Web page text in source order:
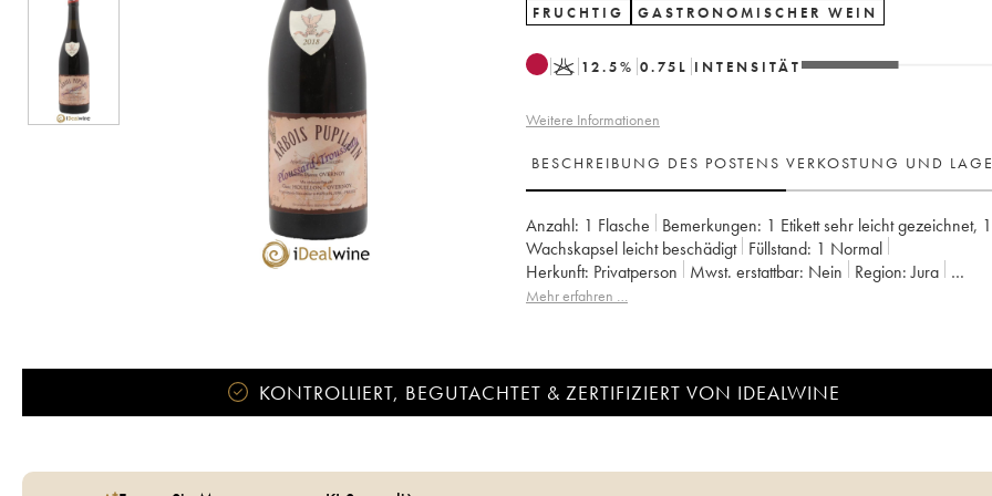
FRUCHTIG GASTRONOMISCHER WEIN
K 12.5% 0.75 L INTENSITÄT
Weitere Informationen
BESCHREIBUNG DES POSTENS VERKOSTUNG UND
Anzahl: 1 Flasche Bemerkungen: 1 Etikett sehr leicht gezeichnet, 1
Wachskapsel leicht beschädigt Füllstand: 1 Normal
Herkunft:
privatperson Mwst. erstattbar: nein Region: Jura
Appellation:
Arbois-Pupillin
Mehr erfahren …
KONTROLLIERT, BEGUTACHTET & ZERTIFIZIERT VON IDEALWINE